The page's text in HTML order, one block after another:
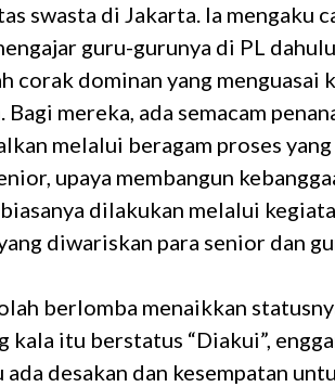
swasta di Jakarta. Ia mengaku
guru-gurunya di PL
corak dominan yang menguasai
mereka, ada semacam
melalui beragam proses
upaya membangun
dilakukan melalui
diwariskan para senior dan
berlomba menaikkan
kala itu berstatus “Diakui”,
ada desakan dan kesempatan